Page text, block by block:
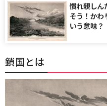
慣れ親しん
そう！かわ
いう意味？
鎖国とは